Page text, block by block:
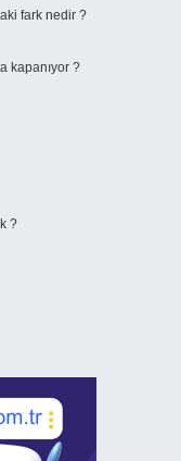
fark nedir ?
kapanıyor ?
?